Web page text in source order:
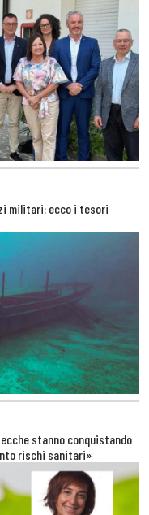
militari: ecco i tesori
stanno conquistando
rischi sanitari»